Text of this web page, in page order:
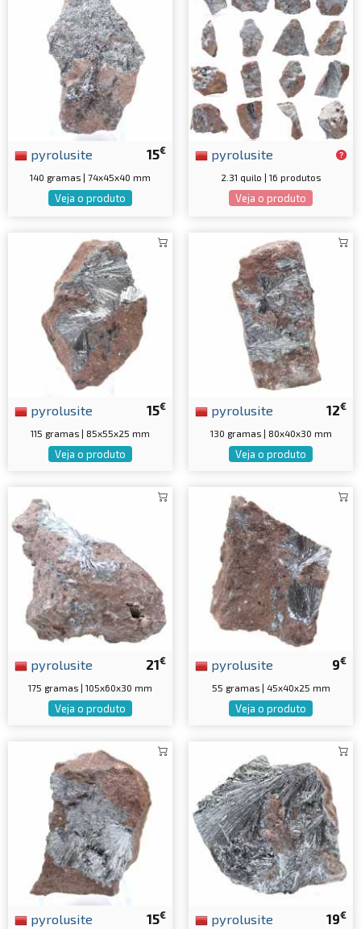
15€
pyrolusite
140 gramas | 74x45x40 mm
Veja o produto
pyrolusite
2.31 quilo | 16 produtos
Veja o produto
15€
pyrolusite
115 gramas | 85x55x25 mm
Veja o produto
12€
pyrolusite
130 gramas | 80x40x30 mm
Veja o produto
21€
pyrolusite
175 gramas | 105x60x30 mm
Veja o produto
9€
pyrolusite
55 gramas | 45x40x25 mm
Veja o produto
15€
pyrolusite 19€
pyrolusite